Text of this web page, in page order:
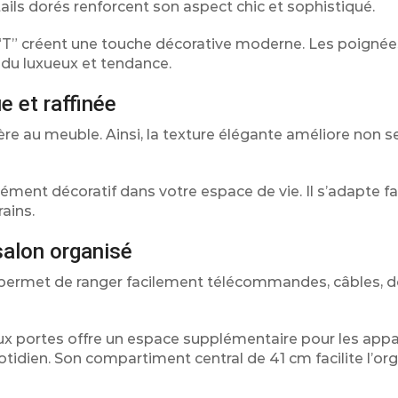
dorés renforcent son aspect chic et sophistiqué.
créent une touche décorative moderne. Les
luxueux et tendance.
et raffinée
au meuble. Ainsi, la texture élégante améliore non
décoratif dans votre espace de vie. Il s’adapte
organisé
de ranger facilement télécommandes, câbles,
portes offre un espace supplémentaire pour les
Son compartiment central de 41 cm facilite